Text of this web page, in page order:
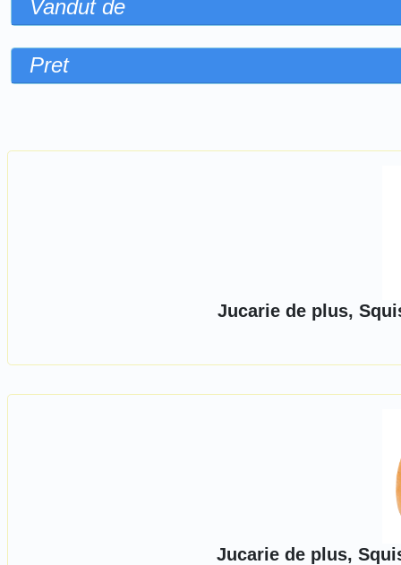
Vandut de
Pret
Jucarie de plus,
Jucarie de plus,